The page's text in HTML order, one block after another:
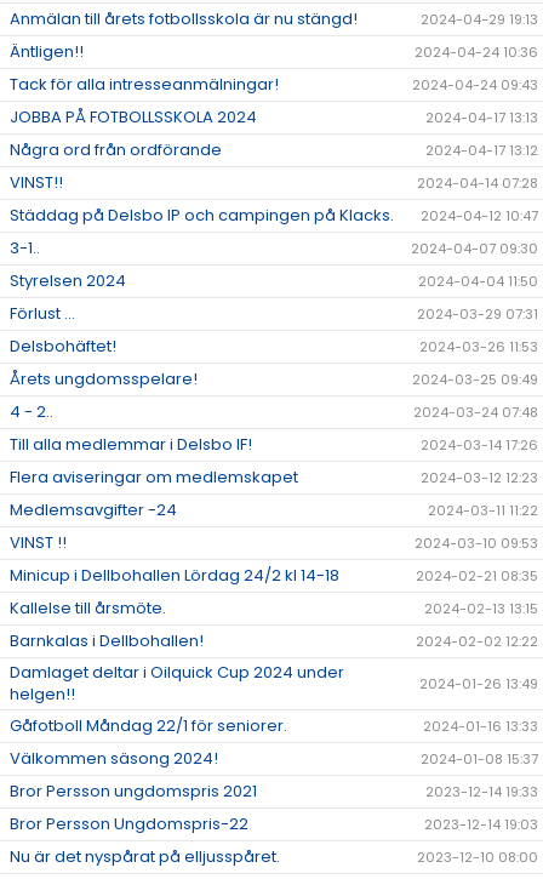
Anmälan till årets fotbollsskola är nu stängd! 2024-04-29 19:13
Äntligen!! 2024-04-24 10:36
Tack för alla intresseanmälningar! 2024-04-24 09:43
JOBBA PÅ FOTBOLLSSKOLA 2024 2024-04-17 13:13
Några ord från ordförande 2024-04-17 13:12
VINST!! 2024-04-14 07:28
Städdag på Delsbo IP och campingen på Klacks. 2024-04-12 10:47
3-1.. 2024-04-07 09:30
Styrelsen 2024 2024-04-04 11:50
Förlust ... 2024-03-29 07:31
Delsbohäftet! 2024-03-26 11:53
Årets ungdomsspelare! 2024-03-25 09:49
4 - 2.. 2024-03-24 07:48
Till alla medlemmar i Delsbo IF! 2024-03-14 17:26
Flera aviseringar om medlemskapet 2024-03-12 12:23
Medlemsavgifter -24 2024-03-11 11:22
VINST !! 2024-03-10 09:53
Minicup i Dellbohallen Lördag 24/2 kl 14-18 2024-02-21 08:35
Kallelse till årsmöte. 2024-02-13 13:15
Barnkalas i Dellbohallen! 2024-02-02 12:22
Damlaget deltar i Oilquick Cup 2024 under
helgen!!
2024-01-26 13:49
Gåfotboll Måndag 22/1 för seniorer. 2024-01-16 13:33
Välkommen säsong 2024! 2024-01-08 15:37
Bror Persson ungdomspris 2021 2023-12-14 19:33
Bror Persson Ungdomspris-22 2023-12-14 19:03
Nu är det nyspårat på elljusspåret. 2023-12-10 08:00